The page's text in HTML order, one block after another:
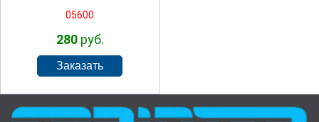
05600
280руб.